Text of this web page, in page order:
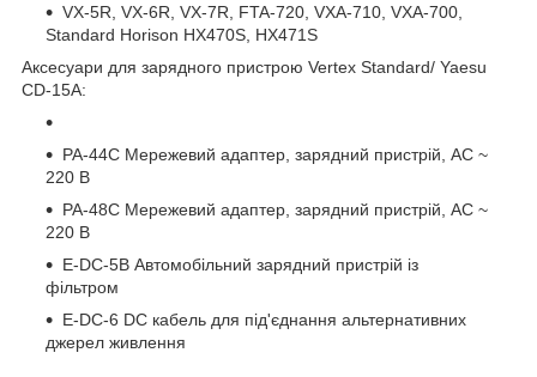
VX-5R, VX-6R, VX-7R, FTA-720, VXA-710, VXA-700,
Standard Horison HX470S, HX471S
Аксесуари для зарядного пристрою Vertex Standard/ Yaesu
CD-15A:
PA-44C Мережевий адаптер, зарядний пристрій, AC ~
220 В
PA-48C Мережевий адаптер, зарядний пристрій, AC ~
220 В
E-DC-5B Автомобільний зарядний пристрій із
фільтром
E-DC-6 DC кабель для під'єднання альтернативних
джерел живлення